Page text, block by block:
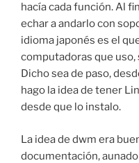
hacía cada función. Al
echar a andarlo con
idioma japonés es el
computadoras que uso,
Dicho sea de paso,
hago la idea de tener
desde que lo instalo.
La idea de dwm era
documentación,